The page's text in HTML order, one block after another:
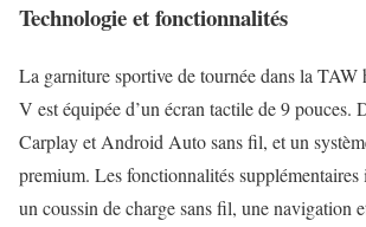
Technologie et fonctionnalités
La garniture sportive de tournée dans la
V est équipée d’un écran tactile de 9 pouces.
Carplay et Android Auto sans fil, et un
premium. Les fonctionnalités
un coussin de charge sans fil, une navigation